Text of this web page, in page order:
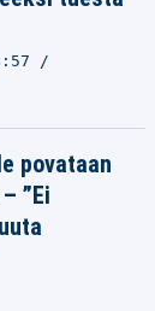
povataan
”Ei